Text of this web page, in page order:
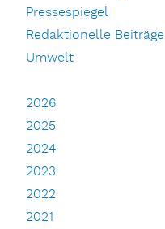
Pressespiegel
Redaktionelle Beiträge
Umwelt
2026
2025
2024
2023
2022
2021